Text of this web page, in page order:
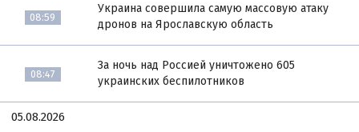
08:59
Украина совершила самую массовую атаку
дронов на Ярославскую область
08:47
За ночь над Россией уничтожено 605
украинских беспилотников
05.08.2026